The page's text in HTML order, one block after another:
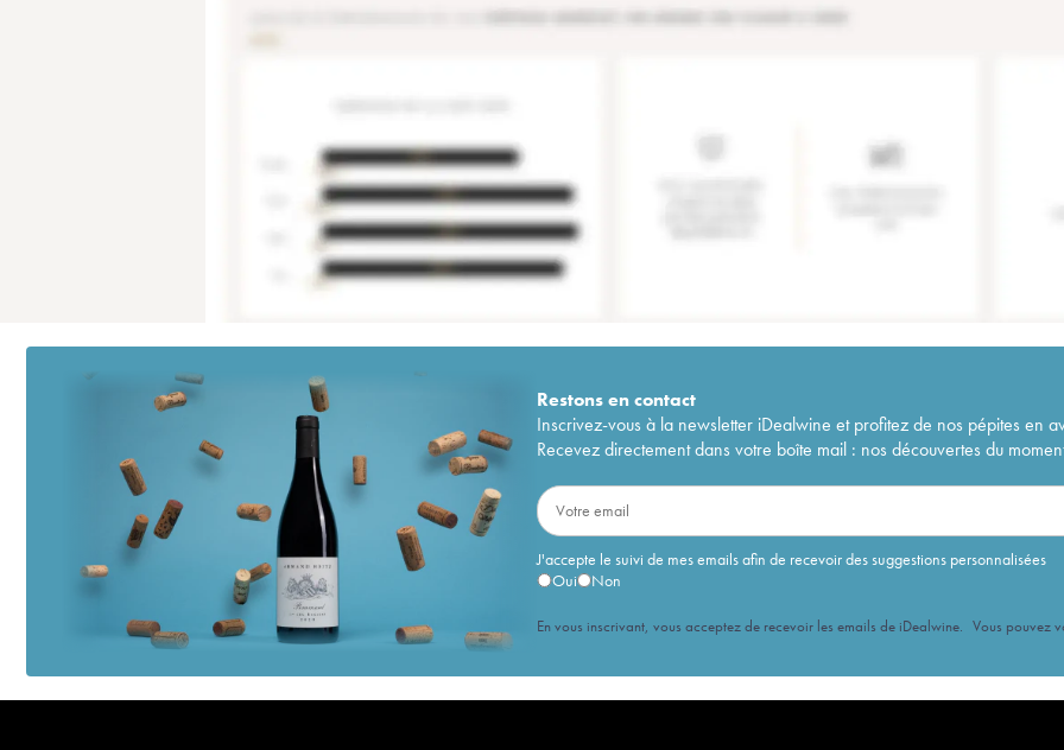
Restons encontact
Inscrivez-vous à la newsletter iDealwine et profitez de nos pépites en
Recevez directement dans votre boîte mail : nos découvertes du
J'accepte le suivi de mes emails afin de recevoir des suggestions personnalisées
Oui
Non
En vous inscrivant, vous acceptez de recevoir les emails de iDealwine. Vous pouvez